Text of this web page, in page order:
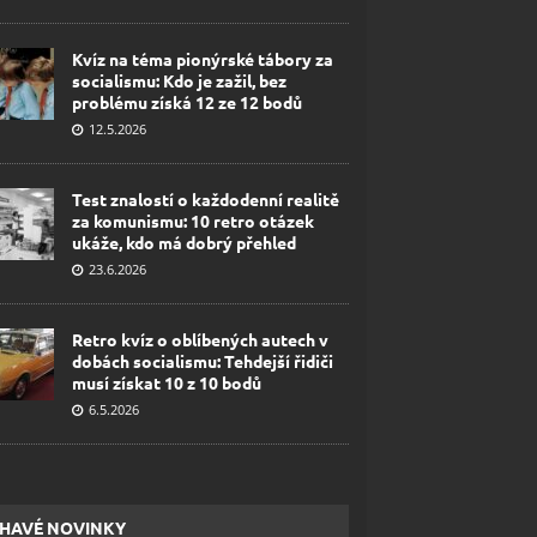
Kvíz na téma pionýrské tábory za
socialismu: Kdo je zažil, bez
problému získá 12 ze 12 bodů
12.5.2026
Test znalostí o každodenní realitě
za komunismu: 10 retro otázek
ukáže, kdo má dobrý přehled
23.6.2026
Retro kvíz o oblíbených autech v
dobách socialismu: Tehdejší řidiči
musí získat 10 z 10 bodů
6.5.2026
NOVINKY